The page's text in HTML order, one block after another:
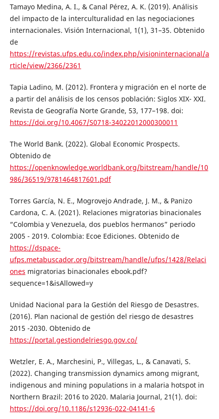
Tamayo Medina, A. I., & Canal Pérez, A. K. (2019). Análisis
del impacto de la interculturalidad en las negociaciones
internacionales. Visión Internacional, 1(1), 31–35. Obtenido
de
https://revistas.ufps.edu.co/index.php/visioninternacional/a
rticle/view/2366/2361
Tapia Ladino, M. (2012). Frontera y migración en el norte de
a partir del análisis de los censos población: Siglos XIX- XXI.
Revista de Geografía Norte Grande, 53, 177–198. doi:
https://doi.org/10.4067/S0718-34022012000300011
The World Bank. (2022). Global Economic Prospects.
Obtenido de
https://openknowledge.worldbank.org/bitstream/handle/10
986/36519/9781464817601.pdf
Torres García, N. E., Mogrovejo Andrade, J. M., & Panizo
Cardona, C. A. (2021). Relaciones migratorias binacionales
“Colombia y Venezuela, dos pueblos hermanos” periodo
2005 - 2019. Colombia: Ecoe Ediciones. Obtenido de
https://dspace-
ufps.metabuscador.org/bitstream/handle/ufps/1428/Relaci
ones migratorias binacionales ebook.pdf?
sequence=1&isAllowed=y
Unidad Nacional para la Gestión del Riesgo de Desastres.
(2016). Plan nacional de gestión del riesgo de desastres
2015 -2030. Obtenido de
https://portal.gestiondelriesgo.gov.co/
Wetzler, E. A., Marchesini, P., Villegas, L., & Canavati, S.
(2022). Changing transmission dynamics among migrant,
indigenous and mining populations in a malaria hotspot in
Northern Brazil: 2016 to 2020. Malaria Journal, 21(1). doi:
https://doi.org/10.1186/s12936-022-04141-6